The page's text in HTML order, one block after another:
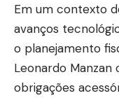
Em um contexto
avanços
o planejamento
Leonardo Manzan
obrigações